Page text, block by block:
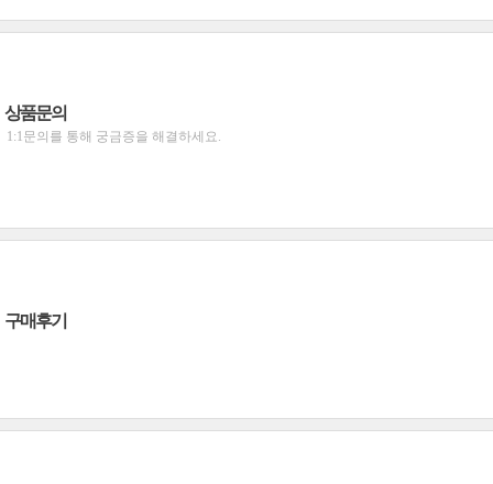
상품문의
1:1문의를 통해 궁금증을 해결하세요.
구매후기